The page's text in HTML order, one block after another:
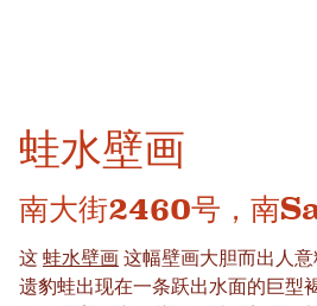
蛙水壁画
南大街2460号，南
这 蛙水壁画 这幅壁画大胆而出人
遗豹蛙出现在一条跃出水面的巨型